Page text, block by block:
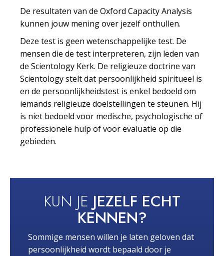
De resultaten van de Oxford Capacity Analysis
kunnen jouw mening over jezelf onthullen.
Deze test is geen wetenschappelijke test. De
mensen die de test interpreteren, zijn leden van
de Scientology Kerk. De religieuze doctrine van
Scientology stelt dat persoonlijkheid spiritueel is
en de persoonlijkheidstest is enkel bedoeld om
iemands religieuze doelstellingen te steunen. Hij
is niet bedoeld voor medische, psychologische of
professionele hulp of voor evaluatie op die
gebieden.
KUN JE JEZELF ECHT
KENNEN?
Sommige mensen willen je laten geloven dat
persoonlijkheid wordt bepaald door je